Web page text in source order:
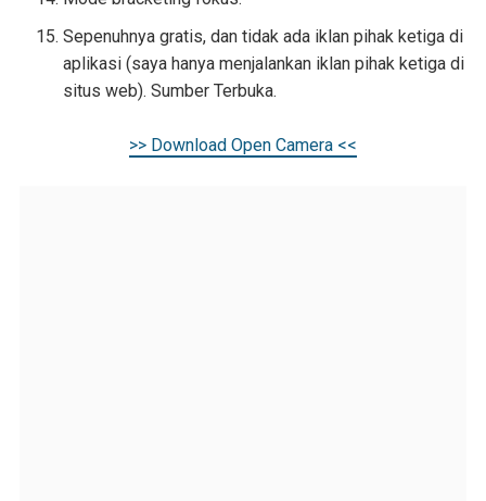
Sepenuhnya gratis, dan tidak ada iklan pihak ketiga di
aplikasi (saya hanya menjalankan iklan pihak ketiga di
situs web). Sumber Terbuka.
>> Download Open Camera <<